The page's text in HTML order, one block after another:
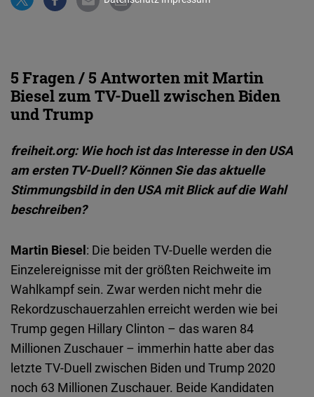
5 Fragen / 5 Antworten mit Martin
Biesel zum TV-Duell zwischen Biden
und Trump
freiheit.org: Wie hoch ist das Interesse in den USA
am ersten TV-Duell? Können Sie das aktuelle
Stimmungsbild in den USA mit Blick auf die Wahl
beschreiben?
Martin Biesel: Die beiden TV-Duelle werden die
Einzelereignisse mit der größten Reichweite im
Wahlkampf sein. Zwar werden nicht mehr die
Rekordzuschauerzahlen erreicht werden wie bei
Trump gegen Hillary Clinton – das waren 84
Millionen Zuschauer – immerhin hatte aber das
letzte TV-Duell zwischen Biden und Trump 2020
noch 63 Millionen Zuschauer. Beide Kandidaten
Cloudinary
Flickr
Embed
Newsletter2go
Podigee
Embed
Embed
Typeform